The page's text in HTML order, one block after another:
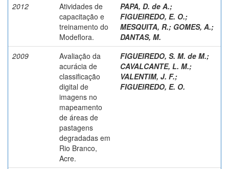
2012
Atividades de
capacitação e
treinamento do
Modeflora.
PAPA, D. de A.;
FIGUEIREDO, E. O.;
MESQUITA, R.; GOMES, A.;
DANTAS, M.
2009
Avaliação da
acurácia de
classificação
digital de
imagens no
mapeamento
de áreas de
pastagens
degradadas em
Rio Branco,
Acre.
FIGUEIREDO, S. M. de M.;
CAVALCANTE, L. M.;
VALENTIM, J. F.;
FIGUEIREDO, E. O.